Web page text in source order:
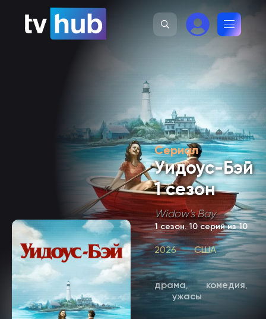
Сериал
Уидоус-Бэй
1 сезон
Widow's Bay
1 сезон. 10 серий из 10
2026 США
драма, комедия ,
ужасы